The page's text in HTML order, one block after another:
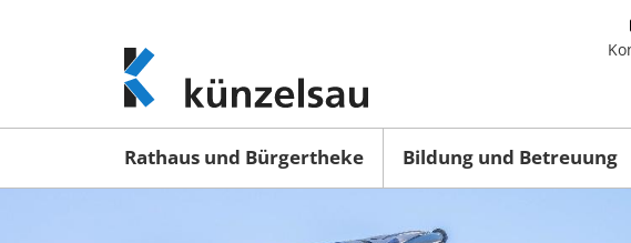
www.kuenzelsau.de
(zur
Startseite)
Rathaus und Bürgertheke Bildung und Betreuung